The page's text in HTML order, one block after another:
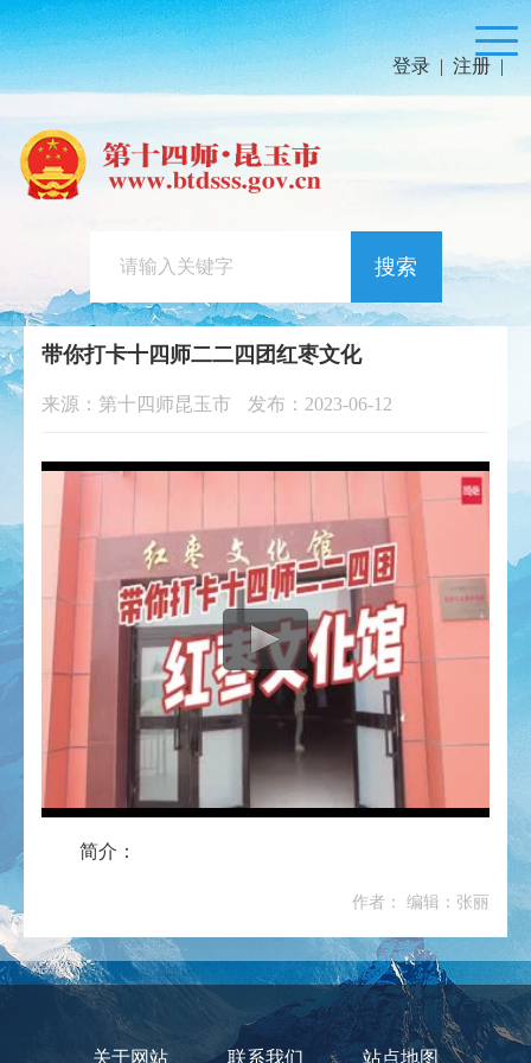
登录 | 注册 |
搜索
带你打卡十四师二二四团红枣文化
来源：第十四师昆玉市 发布：2023-06-12
简介：
作者： 编辑：张丽
关于网站 联系我们 站点地图